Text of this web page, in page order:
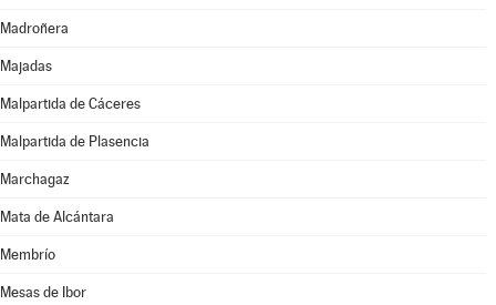
Madroñera
Majadas
Malpartida de Cáceres
Malpartida de Plasencia
Marchagaz
Mata de Alcántara
Membrío
Mesas de Ibor